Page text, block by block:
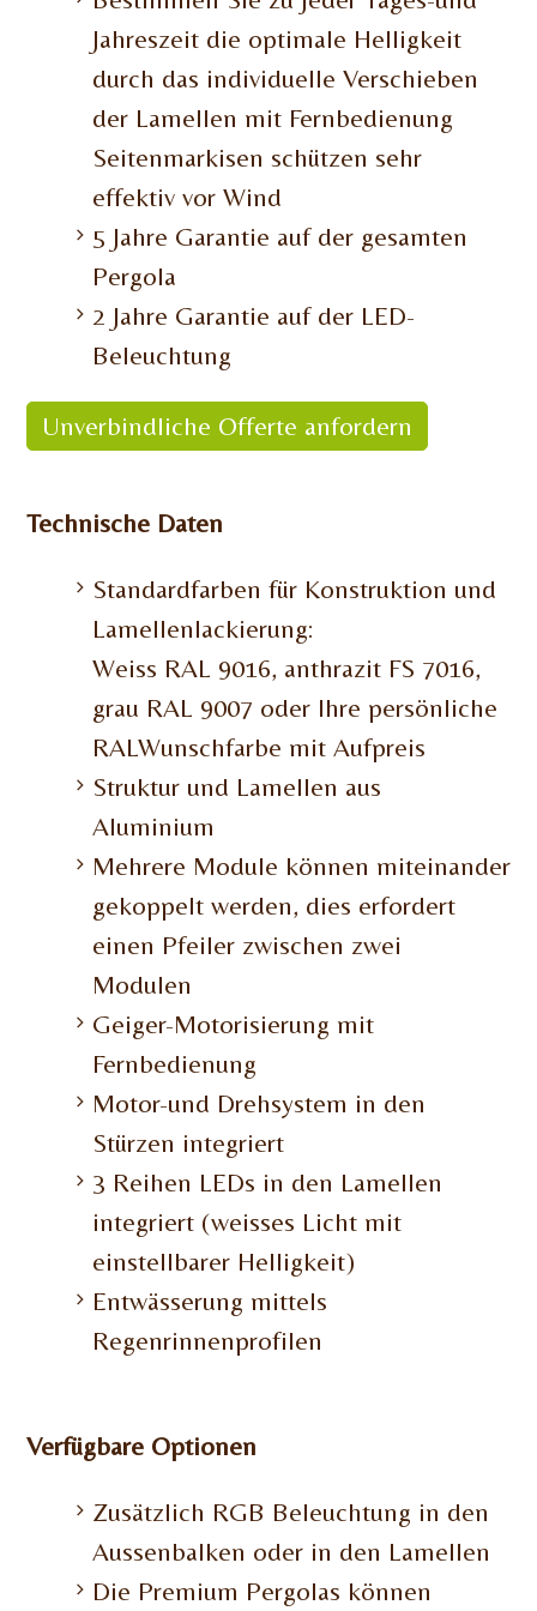
Jahreszeit die optimale Helligkeit
durch das individuelle Verschieben
der Lamellen mit Fernbedienung
Seitenmarkisen schützen sehr
effektiv vor Wind
5 Jahre Garantie auf der gesamten
Pergola
2 Jahre Garantie auf der LED-
Beleuchtung
Unverbindliche Offerte anfordern
Technische Daten
Standardfarben für Konstruktion und
Lamellenlackierung:
Weiss RAL 9016, anthrazit FS 7016,
grau RAL 9007 oder Ihre persönliche
RALWunschfarbe mit Aufpreis
Struktur und Lamellen aus
Aluminium
Mehrere Module können miteinander
gekoppelt werden, dies erfordert
einen Pfeiler zwischen zwei
Modulen
Geiger-Motorisierung mit
Fernbedienung
Motor-und Drehsystem in den
Stürzen integriert
3 Reihen LEDs in den Lamellen
integriert (weisses Licht mit
einstellbarer Helligkeit)
Entwässerung mittels
Regenrinnenprofilen
Verfügbare Optionen
Zusätzlich RGB Beleuchtung in den
Aussenbalken oder in den Lamellen
Die Premium Pergolas können